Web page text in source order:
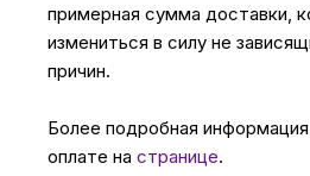
примерная сумма доставки,
измениться в силу не
причин.
Более подробная
оплате на странице.